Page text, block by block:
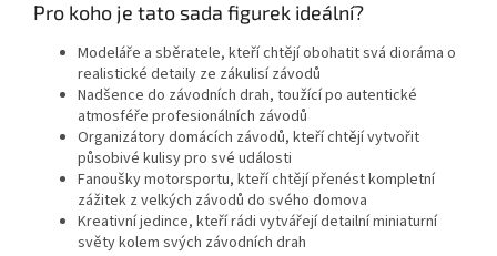
Pro koho je tato sada figurek ideální?
Modeláře a sběratele, kteří chtějí obohatit svá dioráma o
realistické detaily ze zákulisí závodů
Nadšence do závodních drah, toužící po autentické
atmosféře profesionálních závodů
Organizátory domácích závodů, kteří chtějí vytvořit
působivé kulisy pro své události
Fanoušky motorsportu, kteří chtějí přenést kompletní
zážitek z velkých závodů do svého domova
Kreativní jedince, kteří rádi vytvářejí detailní miniaturní
světy kolem svých závodních drah